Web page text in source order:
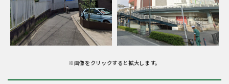
※画像をクリックすると拡大します。